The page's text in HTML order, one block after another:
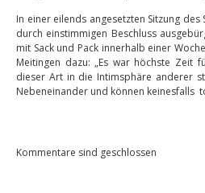
In einer eilends angesetzten Sitzung
durch einstimmigen Beschluss
mit Sack und Pack innerhalb einer
Meitingen dazu: „Es war höchste Zeit
dieser Art in die Intimsphäre anderer
Nebeneinander und können keinesfalls
Kommentare sind geschlossen